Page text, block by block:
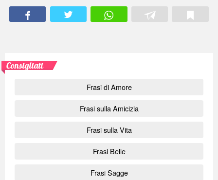
Consigliati
Frasi di Amore
Frasi sulla Amicizia
Frasi sulla Vita
Frasi Belle
Frasi Sagge